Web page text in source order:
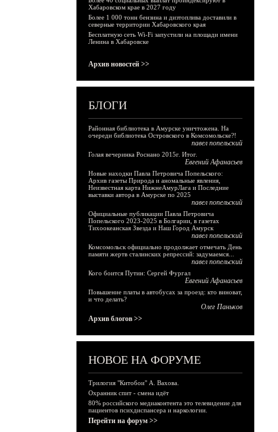
Хабаровском крае в 2027 году
Более 1 000 тонн бензина и дизтоплива доставили в
северные территории Хабаровского края
Бесплатную сеть Wi-Fi запустили на площади имени
Ленина в Хабаровске
Архив новостей >>
БЛОГИ
Районная библиотека в Амурске уничтожена. На
очереди библиотека Островского в Комсомольске?!
павел попельский
Голая вечеринка Роснано 2015г. Итог.
Евгений Афанасьев
Новые находки Павла Петровича Попельского:
Архив газеты Природа и аномальные явления,
Неизвестная карта НижнеАмурЛага и Последние
выставки автора в Амурске по 2025
павел попельский
Официальные публикации Павла Петровича
Попельского 2023-2025 в Болгарии, в газетах
Тихоокеанская Звезда и Наш Город Амурск
павел попельский
Комсомольск официально продолжает отмечать День
памяти жертв сталинских репрессий: задумаемся...
павел попельский
Кого боится Путин: Сергей Фургал
Евгений Афанасьев
Повышение платы в автобусах за проезд: кто виноват,
и что делать?
Олег Паньков
Архив блогов >>
НОВОЕ НА ФОРУМЕ
Трилогия "Китобои" А. Вахова.
Охранник спит - смена идёт
80% российского медиаконтента это телевидение для
пациентов психдиспансера и наркологии.
Перейти на форум >>